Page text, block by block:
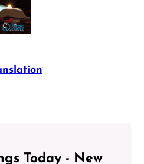
Today - New